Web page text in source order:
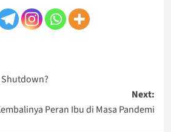
Next:
Peran Ibu di Masa Pandemi